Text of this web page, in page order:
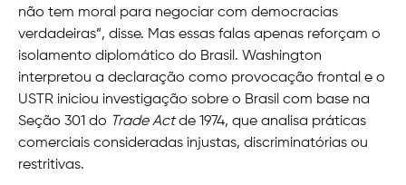
não tem moral para negociar com democracias
verdadeiras”, disse. Mas essas falas apenas reforçam o
isolamento diplomático do Brasil. Washington
interpretou a declaração como provocação frontal e o
USTR iniciou investigação sobre o Brasil com base na
Seção 301 do Trade Actde 1974, que analisa práticas
comerciais consideradas injustas, discriminatórias ou
restritivas.